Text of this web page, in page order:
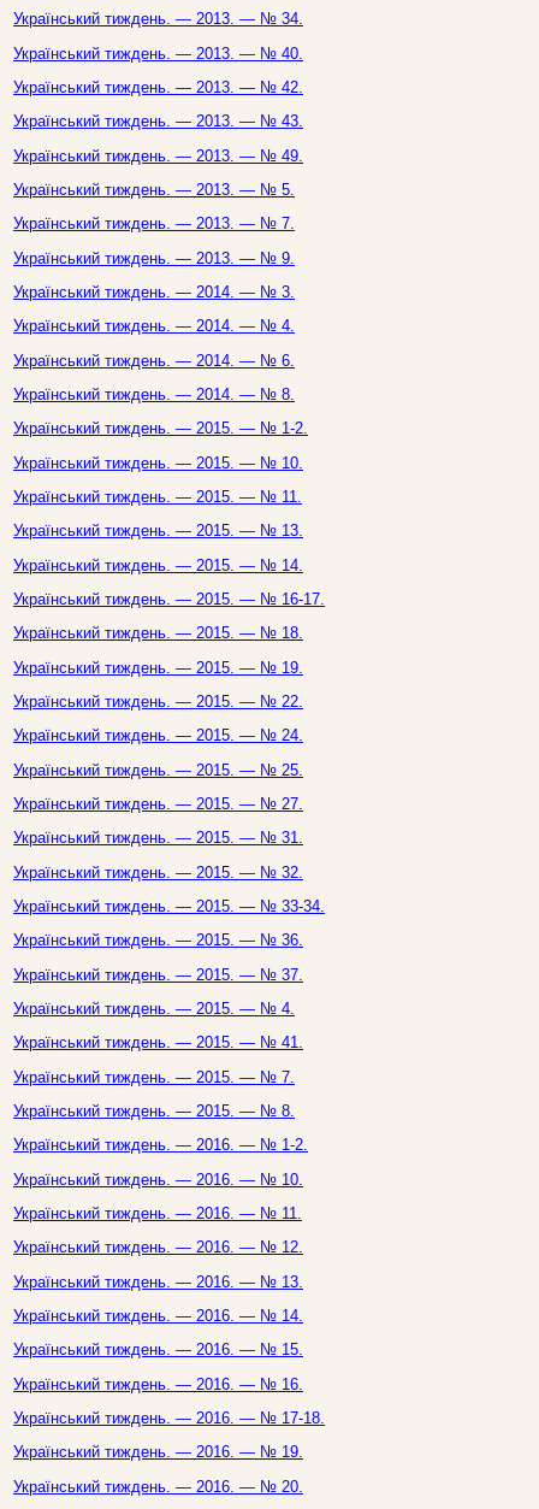
Український тиждень. — 2013. — № 34.
Український тиждень. — 2013. — № 40.
Український тиждень. — 2013. — № 42.
Український тиждень. — 2013. — № 43.
Український тиждень. — 2013. — № 49.
Український тиждень. — 2013. — № 5.
Український тиждень. — 2013. — № 7.
Український тиждень. — 2013. — № 9.
Український тиждень. — 2014. — № 3.
Український тиждень. — 2014. — № 4.
Український тиждень. — 2014. — № 6.
Український тиждень. — 2014. — № 8.
Український тиждень. — 2015. — № 1-2.
Український тиждень. — 2015. — № 10.
Український тиждень. — 2015. — № 11.
Український тиждень. — 2015. — № 13.
Український тиждень. — 2015. — № 14.
Український тиждень. — 2015. — № 16-17.
Український тиждень. — 2015. — № 18.
Український тиждень. — 2015. — № 19.
Український тиждень. — 2015. — № 22.
Український тиждень. — 2015. — № 24.
Український тиждень. — 2015. — № 25.
Український тиждень. — 2015. — № 27.
Український тиждень. — 2015. — № 31.
Український тиждень. — 2015. — № 32.
Український тиждень. — 2015. — № 33-34.
Український тиждень. — 2015. — № 36.
Український тиждень. — 2015. — № 37.
Український тиждень. — 2015. — № 4.
Український тиждень. — 2015. — № 41.
Український тиждень. — 2015. — № 7.
Український тиждень. — 2015. — № 8.
Український тиждень. — 2016. — № 1-2.
Український тиждень. — 2016. — № 10.
Український тиждень. — 2016. — № 11.
Український тиждень. — 2016. — № 12.
Український тиждень. — 2016. — № 13.
Український тиждень. — 2016. — № 14.
Український тиждень. — 2016. — № 15.
Український тиждень. — 2016. — № 16.
Український тиждень. — 2016. — № 17-18.
Український тиждень. — 2016. — № 19.
Український тиждень. — 2016. — № 20.